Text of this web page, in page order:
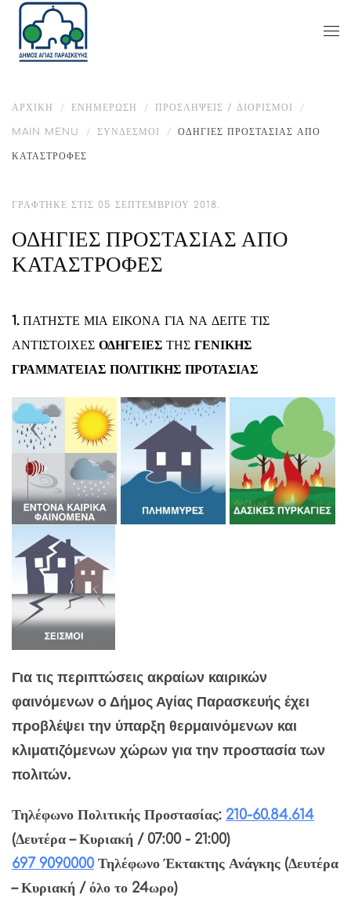
ΑΡΧΙΚΉ ΕΝΗΜΈΡΩΣΗ ΠΡΟΣΛΉΨΕΙΣ / ΔΙΟΡΙΣΜΟΊ
MAIN MENU ΣΎΝΔΕΣΜΟΙ ΟΔΗΓΙΕΣ ΠΡΟΣΤΑΣΙΑΣ ΑΠΟ
ΚΑΤΑΣΤΡΟΦΕΣ
ΓΡΆΦΤΗΚΕ ΣΤΙΣ 05 ΣΕΠΤΕΜΒΡΊΟΥ 2018.
ΟΔΗΓΙΕΣ ΠΡΟΣΤΑΣΙΑΣ ΑΠΟ
ΚΑΤΑΣΤΡΟΦΕΣ
1.ΠΑΤΗΣΤΕ ΜΙΑ ΕΙΚΟΝΑ ΓΙΑ ΝΑ ΔΕΙΤΕ ΤΙΣ
ΑΝΤΙΣΤΟΙΧΕΣ ΟΔΗΓΕΙΕΣ ΤΗΣ ΓΕΝΙΚΗΣ
ΓΡΑΜΜΑΤΕΙΑΣ ΠΟΛΙΤΙΚΗΣ ΠΡΟΤΑΣΙΑΣ
Για τις περιπτώσεις ακραίων καιρικών
φαινόμενων ο Δήμος Αγίας Παρασκευής έχει
προβλέψει την ύπαρξη θερμαινόμενων και
κλιματιζόμενων χώρων για την προστασία των
πολιτών.
Τηλέφωνο Πολιτικής Προστασίας: 210-60.84.614
(Δευτέρα – Κυριακή / 07:00 - 21:00)
697 9090000 Τηλέφωνο Έκτακτης Ανάγκης (Δευτέρα
– Κυριακή / όλο το 24ωρο)